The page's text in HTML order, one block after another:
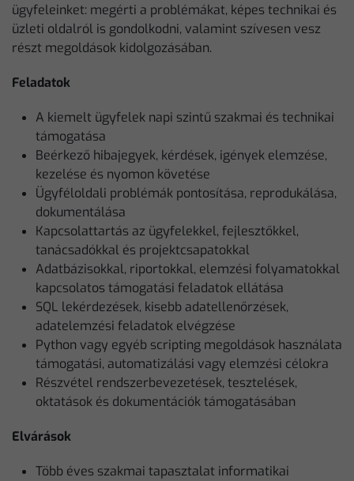
ügyfeleinket: megérti a problémákat, képes technikai és
üzleti oldalról is gondolkodni, valamint szívesen vesz
részt megoldások kidolgozásában.
Feladatok
A kiemelt ügyfelek napi szintű szakmai és technikai
támogatása
Beérkező hibajegyek, kérdések, igények elemzése,
kezelése és nyomon követése
Ügyféloldali problémák pontosítása, reprodukálása,
dokumentálása
Kapcsolattartás az ügyfelekkel, fejlesztőkkel,
tanácsadókkal és projektcsapatokkal
Adatbázisokkal, riportokkal, elemzési folyamatokkal
kapcsolatos támogatási feladatok ellátása
SQL lekérdezések, kisebb adatellenőrzések,
adatelemzési feladatok elvégzése
Python vagy egyéb scripting megoldások használata
támogatási, automatizálási vagy elemzési célokra
Részvétel rendszerbevezetések, tesztelések,
oktatások és dokumentációk támogatásában
Elvárások
Több éves szakmai tapasztalat informatikai